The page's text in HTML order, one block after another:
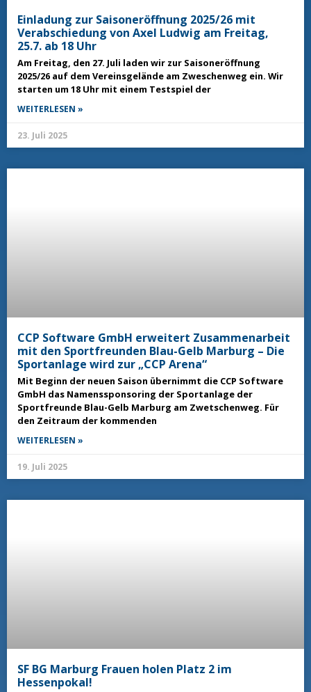
Einladung zur Saisoneröffnung 2025/26 mit
Verabschiedung von Axel Ludwig am Freitag,
25.7. ab 18 Uhr
Am Freitag, den 27. Juli laden wir zur Saisoneröffnung
2025/26 auf dem Vereinsgelände am Zweschenweg ein. Wir
starten um 18 Uhr mit einem Testspiel der
WEITERLESEN »
23. Juli 2025
CCP Software GmbH erweitert Zusammenarbeit
mit den Sportfreunden Blau-Gelb Marburg – Die
Sportanlage wird zur „CCP Arena“
Mit Beginn der neuen Saison übernimmt die CCP Software
GmbH das Namenssponsoring der Sportanlage der
Sportfreunde Blau-Gelb Marburg am Zwetschenweg. Für
den Zeitraum der kommenden
WEITERLESEN »
19. Juli 2025
SF BG Marburg Frauen holen Platz 2 im
Hessenpokal!